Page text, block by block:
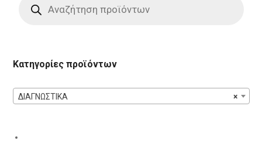
search
Κατηγορίες προϊόντων
×
ΔΙΑΓΝΩΣΤΙΚΑ